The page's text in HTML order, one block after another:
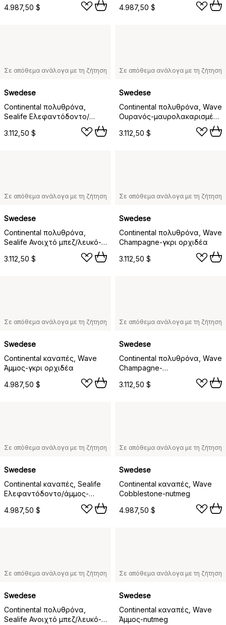
4.987,50 $
4.987,50 $
Σε απόθεμα ανάλογα με τη ζήτηση
Swedese
Continental πολυθρόνα,
Sealife Ελεφαντόδοντο/
άμμος-μαυρολακαρισμένο
ατσάλι
3.112,50 $
Σε απόθεμα ανάλογα με τη ζήτηση
Swedese
Continental πολυθρόνα, Wave
Ουρανός-μαυρολακαρισμένο
3.112,50 $
Σε απόθεμα ανάλογα με τη ζήτηση
Swedese
Continental πολυθρόνα,
Sealife Ανοιχτό μπεζ/λευκό-
3.112,50 $
Σε απόθεμα ανάλογα με τη ζήτηση
Swedese
Continental πολυθρόνα, Wave
Champagne-γκρι ορχιδέα
3.112,50 $
Σε απόθεμα ανάλογα με τη ζήτηση
Swedese
Continental καναπές, Wave
Άμμος-γκρι ορχιδέα
4.987,50 $
Σε απόθεμα ανάλογα με τη ζήτηση
Swedese
Continental πολυθρόνα, Wave
Champagne-
μαυρολακαρισμένο ατσάλι
3.112,50 $
Σε απόθεμα ανάλογα με τη ζήτηση
Swedese
Continental καναπές, Sealife
Ελεφαντόδοντο/άμμος-
μαυρολακαρισμένο ατσάλι
4.987,50 $
Σε απόθεμα ανάλογα με τη ζήτηση
Swedese
Continental καναπές, Wave
Cobblestone-nutmeg
4.987,50 $
Σε απόθεμα ανάλογα με τη ζήτηση
Swedese
Continental πολυθρόνα,
Sealife Ανοιχτό μπεζ/λευκό-
Σε απόθεμα ανάλογα με τη ζήτηση
Swedese
Continental καναπές, Wave
Άμμος-nutmeg